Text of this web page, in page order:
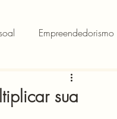
Empreendedorismo
sua